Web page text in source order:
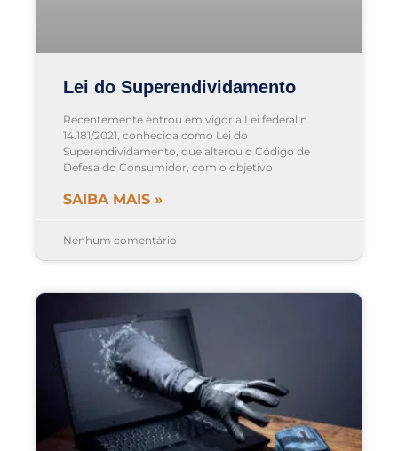
Lei do Superendividamento
Recentemente entrou em vigor a Lei federal n.
14.181/2021, conhecida como Lei do
Superendividamento, que alterou o Código de
Defesa do Consumidor, com o objetivo
SAIBA MAIS »
Nenhum comentário